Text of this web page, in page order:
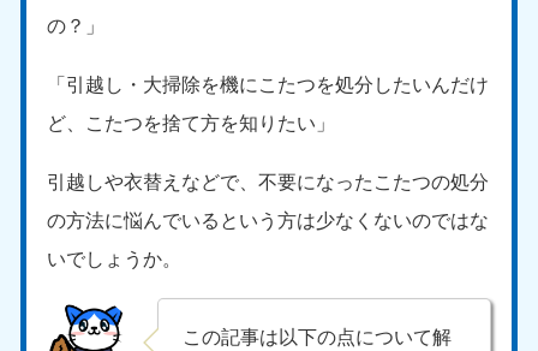
の？」
「引越し・大掃除を機にこたつを処分したいんだけ
ど、こたつを捨て方を知りたい」
引越しや衣替えなどで、不要になったこたつの処分
の方法に悩んでいるという方は少なくないのではな
いでしょうか。
この記事は以下の点について解